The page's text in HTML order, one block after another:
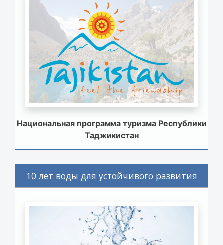
Национальная программа туризма Республики
Таджикистан
10 лет воды для устойчивого развития